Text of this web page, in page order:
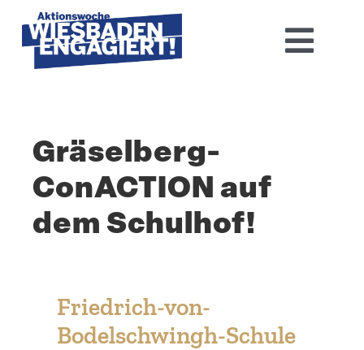
content
Aktions­woche 2026
Basis-Infos
Dokumen­tation 2025
Kontakt
Gräselberg-
ConACTION auf
dem Schulhof!
Friedrich-von-
Bodelschwingh-Schule